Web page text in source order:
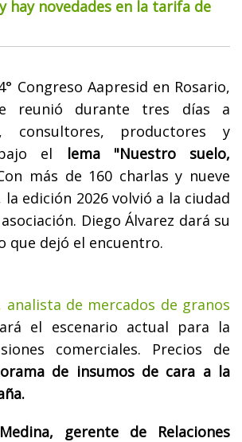
hay novedades en la tarifa de
Congreso Aapresid en Rosario,
reunió durante tres días a
consultores, productores y
el lema "Nuestro suelo,
más de 160 charlas y nueve
edición 2026 volvió a la ciudad
Diego Álvarez dará su
que dejó el encuentro.
analista de mercados de granos
el escenario actual para la
comerciales. Precios de
de insumos de cara a la
gerente de Relaciones